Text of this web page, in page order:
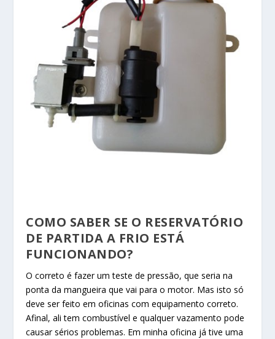
COMO SABER SE O RESERVATÓRIO
DE PARTIDA A FRIO ESTÁ
FUNCIONANDO?
O correto é fazer um teste de pressão, que seria na
ponta da mangueira que vai para o motor. Mas isto só
deve ser feito em oficinas com equipamento correto.
Afinal, ali tem combustível e qualquer vazamento pode
causar sérios problemas. Em minha oficina já tive uma